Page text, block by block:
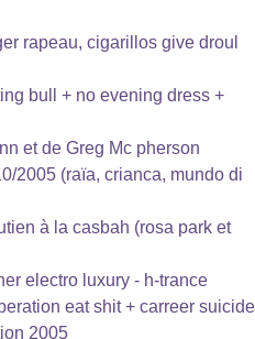
rapeau, cigarillos give droul
bull + no evening dress +
et de Greg Mc pherson
2005 (raïa, crianca, mundo di
à la casbah (rosa park et
electro luxury - h-trance
eat shit + carreer suicide
2005